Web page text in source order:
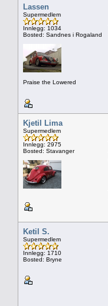
Lassen
Supermedlem
Innlegg: 1034
Bosted: Sandnes i Rogaland
Praise the Lowered
Kjetil Lima
Supermedlem
Innlegg: 2975
Bosted: Stavanger
Ketil S.
Supermedlem
Innlegg: 1710
Bosted: Bryne